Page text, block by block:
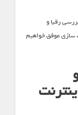
رقبا و
سازی موفق خواهیم